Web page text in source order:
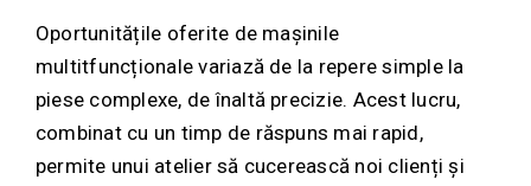
Oportunitățile oferite de mașinile
multitfuncționale variază de la repere simple la
piese complexe, de înaltă precizie. Acest lucru,
combinat cu un timp de răspuns mai rapid,
permite unui atelier să cucerească noi clienți și